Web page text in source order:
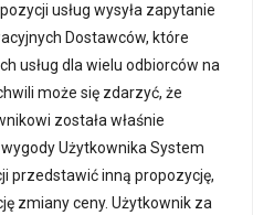
usług wysyła zapytanie
Dostawców, które
usług dla wielu odbiorców na
może się zdarzyć, że
została właśnie
Użytkownika System
przedstawić inną propozycję,
zmiany ceny. Użytkownik za